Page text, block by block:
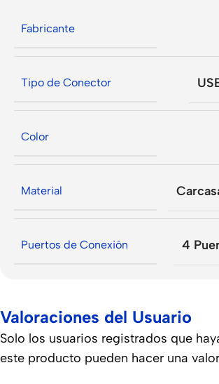
Fabricante
Tipo de Conector
Color
Material
Puertos de Conexión 4
Valoraciones del Usuario
Solo los usuarios registrados que
este producto pueden hacer una